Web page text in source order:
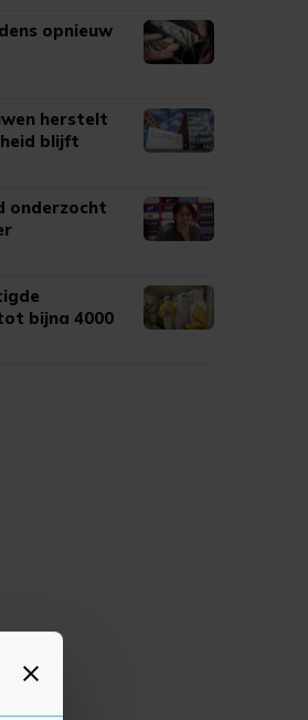
opnieuw
herstelt
blijft
onderzocht
bijna 4000